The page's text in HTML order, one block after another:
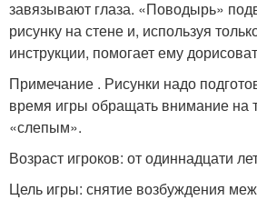
завязывают глаза. «Поводырь»
рисунку на стене и, используя
инструкции, помогает ему
Примечание . Рисунки надо
время игры обращать внимание на
«слепым».
Возраст игроков: от одиннадцати
Цель игры: снятие возбуждения